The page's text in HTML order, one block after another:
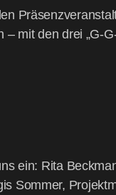
mit den drei
ein: Rita
Som­mer,